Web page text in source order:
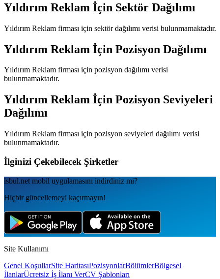
Yıldırım Reklam İçin Sektör Dağılımı
Yıldırım Reklam firması için sektör dağılımı verisi bulunmamaktadır.
Yıldırım Reklam İçin Pozisyon Dağılımı
Yıldırım Reklam firması için pozisyon dağılımı verisi
bulunmamaktadır.
Yıldırım Reklam İçin Pozisyon Seviyeleri
Dağılımı
Yıldırım Reklam firması için pozisyon seviyeleri dağılımı verisi
bulunmamaktadır.
İlginizi Çekebilecek Şirketler
isbul.net mobil uygulamаsını indirdiniz mi?
Hiçbir güncellemeyi kaçırmayın!
Site Kullanımı
Genel KoşullarSite HaritasıPozisyonlarBölümlerBölgesel
İlanlarÜcretsiz İş İlanı VerCV Şablonları